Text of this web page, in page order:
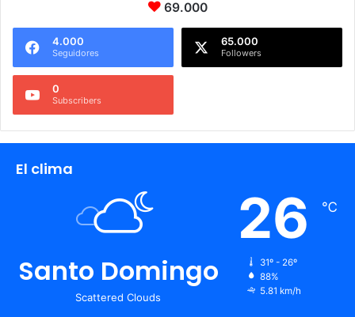
69.000
4.000
Seguidores
65.000
Followers
0
Subscribers
El clima
Santo Domingo
Scattered Clouds
26 ℃
31º - 26º
88%
5.81 km/h